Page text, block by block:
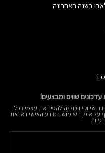
1
לפריט 2
לפריט 3
לפריט 4
שווים ומבצעים!
שיווקי ויכול/ה להסיר את עצמי בכל